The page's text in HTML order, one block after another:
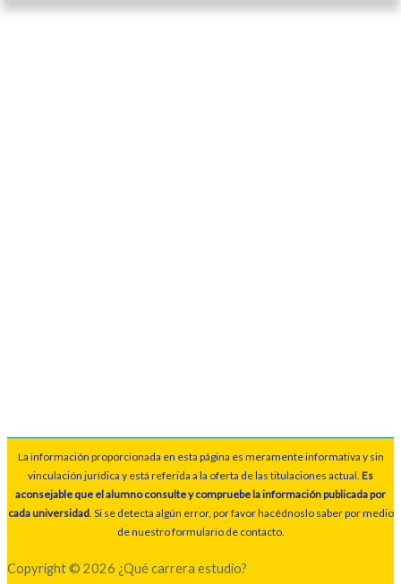
La información proporcionada en esta página es meramente informativa y sin
vinculación jurídica y está referida a la oferta de las titulaciones actual. Es
aconsejable que el alumno consulte y compruebe la información publicada por
cada universidad. Si se detecta algún error, por favor hacédnoslo saber por medio
de nuestro formulario de contacto.
Copyright © 2026 ¿Qué carrera estudio?